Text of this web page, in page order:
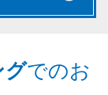
グでのお